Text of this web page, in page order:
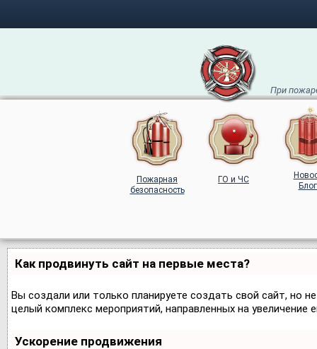
При
Пожарная
безопасность
ГО и ЧС
Как продвинуть сайт на первые места?
Вы создали или только планируете создать свой сайт, но
целый комплекс мероприятий, направленных на
Ускорение продвижения